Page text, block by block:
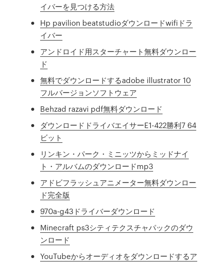
イバーを見つける方法
Hp pavilion beatstudioダウンロードwifiドラ
イバー
アンドロイド用スターチャート無料ダウンロー
ド
無料でダウンロードするadobe illustrator 10
フルバージョンソフトウェア
Behzad razavi pdf無料ダウンロード
ダウンロードドライバエイサーE1-422勝利7 64
ビット
リンキン・パーク・ミニッツからミッドナイ
ト・アルバムのダウンロードmp3
アドビフラッシュアニメーター無料ダウンロー
ド完全版
970a-g43ドライバーダウンロード
Minecraft ps3シティテクスチャパックのダウ
ンロード
YouTubeからオーディオをダウンロードするア